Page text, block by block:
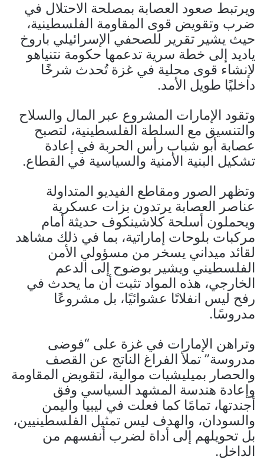
ويرتبط صعود العصابة بمصلحة الاحتلال في
ضرب وتقويض قوى المقاومة الفلسطينية،
حيث يشير تقرير للصحفي الإسرائيلي باروخ
ياديد إلى خطة سرية تدعمها حكومة نتنياهو
لإنشاء قوى محلية في غزة تُحدث شرخًا
داخليًا طويل الأمد.
وتقود الإمارات المشروع عبر المال والسلاح
والتنسيق مع السلطة الفلسطينية، لتصبح
عصابة أبو شباب رأس الحربة في إعادة
تشكيل البنية الأمنية والسياسية في القطاع.
وتظهر الصور ومقاطع الفيديو المتداولة
عناصر العصابة يرتدون بزات عسكرية
ويحملون أسلحة كلاشينكوف حديثة أمام
مركبات بلوحات إماراتية، بما في ذلك مشاهد
لقائد ميداني يسخر من مسؤولي الأمن
الفلسطيني ويشير بوضوح إلى الدعم
الخارجي، هذه المواد تثبت أن ما يحدث في
رفح ليس انفلاتًا عشوائيًا، بل مشروعًا
مدروسًا.
وتراهن الإمارات في غزة على “فوضى
مدروسة” تملأ الفراغ الناتج عن القصف
والحصار بميليشيات موالية، لتقويض المقاومة
وإعادة هندسة المشهد السياسي وفق
أجندتها، تمامًا كما فعلت في ليبيا واليمن
والسودان، والهدف ليس تمثيل الفلسطينيين،
بل تحويلهم إلى أداة لضرب أنفسهم من
الداخل.